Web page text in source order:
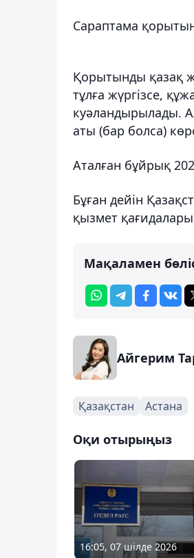
Сараптама
Қорытынды қазақ
тұлға жүргізсе,
куәландырылады.
аты (бар болса)
Аталған бұйрық
Бұған дейін
қызмет қағидалары
Мақаламен
Айгерим
Қазақстан Астана
Оқи отырыңыз
16:05, 07 шілде 2026